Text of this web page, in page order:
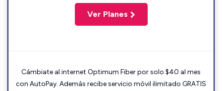
Ver Planes
Cámbiate al internet Optimum Fiber por solo $40 al mes
con AutoPay. Además recibe servicio móvil ilimitado GRATIS